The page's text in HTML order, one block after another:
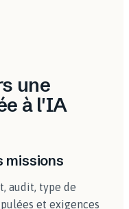
une
à l'IA
missions
audit, type de
et exigences